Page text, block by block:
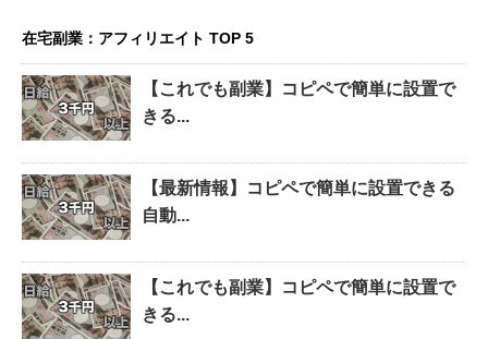
在宅副業：アフィリエイト TOP 5
【これでも副業】コピペで簡単に設置で
きる...
【最新情報】コピペで簡単に設置できる
自動...
【これでも副業】コピペで簡単に設置で
きる...